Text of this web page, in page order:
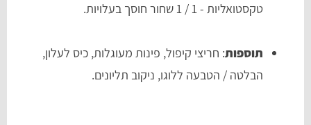
טקסטואליות - 1 / 1 שחור חוסך בעלויות.
תוספות: חריצי קיפול, פינות מעוגלות, כיס לעלון,
הבלטה / הטבעה ללוגו, ניקוב תליונים.